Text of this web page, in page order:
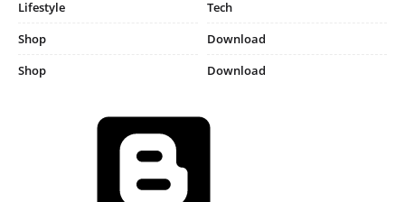
Lifestyle
Tech
Shop
Download
Shop
Download